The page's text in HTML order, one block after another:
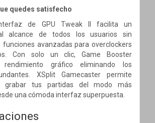
quedes satisfecho
de GPU Tweak II facilita un
alcance de todos los usuarios sin
funciones avanzadas para overclockers
Con solo un clic, Game Booster
gráfico eliminando los
XSplit Gamecaster permite
grabar tus partidas del modo más
una cómoda interfaz superpuesta.